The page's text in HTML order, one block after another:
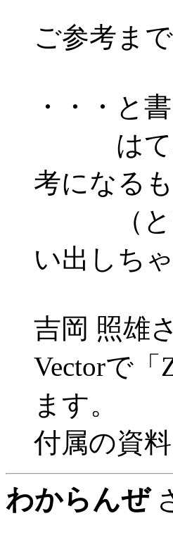
ご参考まで
・・・と
はてな
考になる
（とい
い出しち
吉岡 照雄
Vectorで
ます。
付属の資
わからんぜ